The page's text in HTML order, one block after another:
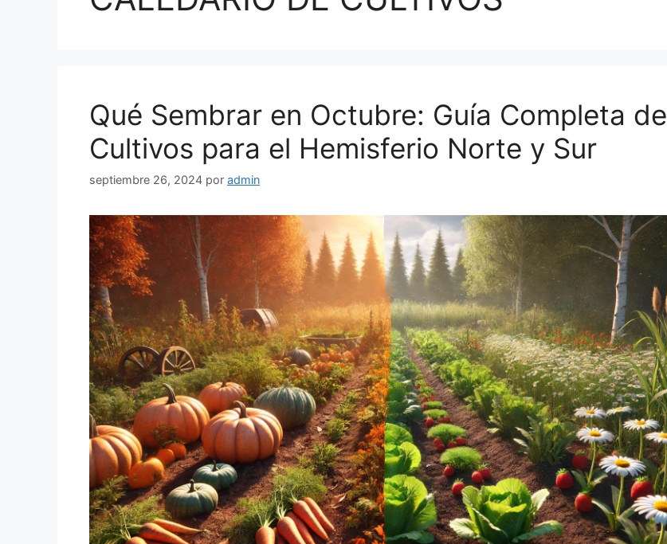
Qué Sembrar en Octubre: Guía Completa de
Cultivos para el Hemisferio Norte y Sur
septiembre 26, 2024 por admin